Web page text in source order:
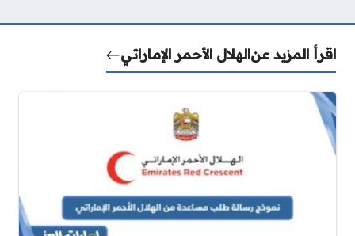
اقرأ المزيد عنالهلال الأحمر الإماراتي